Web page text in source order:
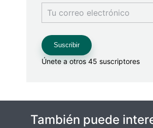
Tu
correo
electrónico
Suscribir
Únete a otros 45 suscriptores
También puede